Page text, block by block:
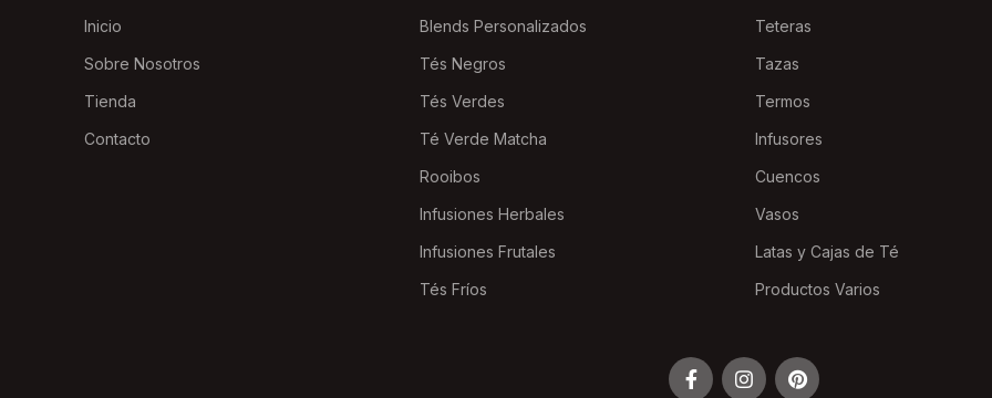
Inicio
Sobre Nosotros
Tienda
Contacto
Blends Personalizados
Tés Negros
Tés Verdes
Té Verde Matcha
Rooibos
Infusiones Herbales
Infusiones Frutales
Tés Fríos
Teteras
Tazas
Termos
Infusores
Cuencos
Vasos
Latas y Cajas de Té
Productos Varios